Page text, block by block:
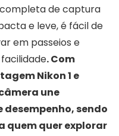
de captura
e leve, é fácil de
em passeios e
. Com
Nikon 1 e
une
sendo
quem quer explorar